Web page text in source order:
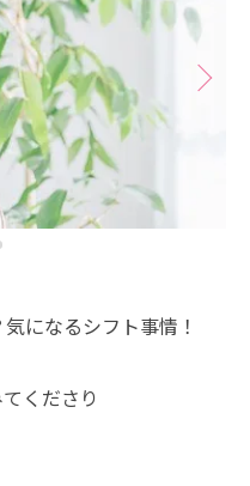
になるシフト事情！
くださり